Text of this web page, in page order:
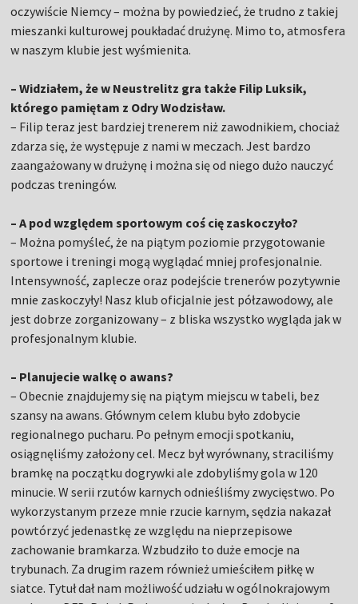
oczywiście Niemcy – można by powiedzieć, że trudno z takiej
mieszanki kulturowej poukładać drużynę. Mimo to, atmosfera
w naszym klubie jest wyśmienita.
– Widziałem, że w Neustrelitz gra także Filip Luksik,
którego pamiętam z Odry Wodzisław.
– Filip teraz jest bardziej trenerem niż zawodnikiem, chociaż
zdarza się, że występuje z nami w meczach. Jest bardzo
zaangażowany w drużynę i można się od niego dużo nauczyć
podczas treningów.
– A pod względem sportowym coś cię zaskoczyło?
– Można pomyśleć, że na piątym poziomie przygotowanie
sportowe i treningi mogą wyglądać mniej profesjonalnie.
Intensywność, zaplecze oraz podejście trenerów pozytywnie
mnie zaskoczyły! Nasz klub oficjalnie jest półzawodowy, ale
jest dobrze zorganizowany – z bliska wszystko wygląda jak w
profesjonalnym klubie.
– Planujecie walkę o awans?
– Obecnie znajdujemy się na piątym miejscu w tabeli, bez
szansy na awans. Głównym celem klubu było zdobycie
regionalnego pucharu. Po pełnym emocji spotkaniu,
osiągnęliśmy założony cel. Mecz był wyrównany, straciliśmy
bramkę na początku dogrywki ale zdobyliśmy gola w 120
minucie. W serii rzutów karnych odnieśliśmy zwycięstwo. Po
wykorzystanym przeze mnie rzucie karnym, sędzia nakazał
powtórzyć jedenastkę ze względu na nieprzepisowe
zachowanie bramkarza. Wzbudziło to duże emocje na
trybunach. Za drugim razem również umieściłem piłkę w
siatce. Tytuł dał nam możliwość udziału w ogólnokrajowym